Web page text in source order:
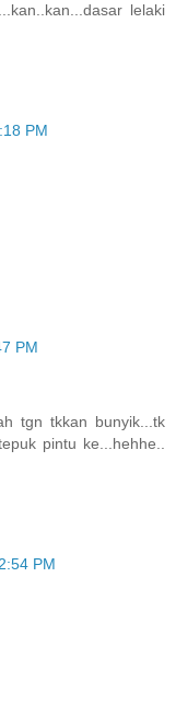
lelaki
PM
PM
tgn tkkan bunyik...tk
pintu ke...hehhe..
PM